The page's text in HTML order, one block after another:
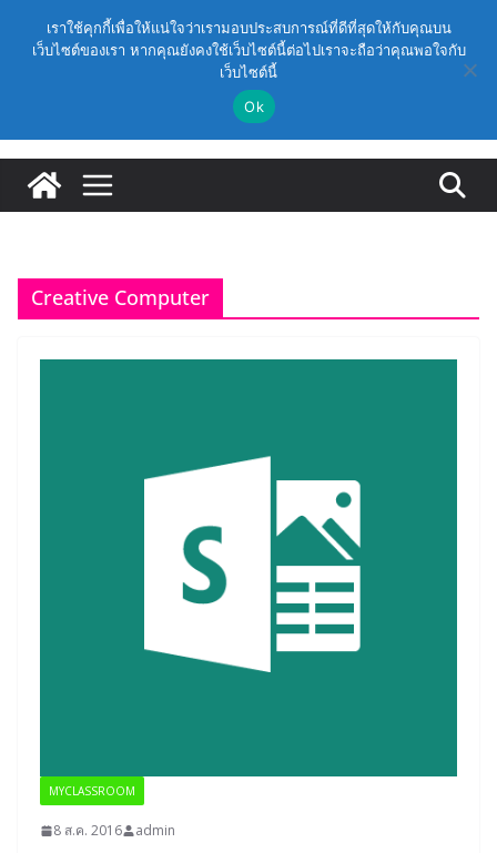
วันศุกร์, สิงหาคม 7, 2026
Latest: (สพฐ.) โครงการอบรมเชิงปฏิบัติการหลักสูตรการดำเนิน
การประกันคุณภาพภายในสถานศึกษา ด้วยปัญญาประดิษฐ์
(AI) ในรูปแบบออนไลน์
ก.ค.ศ. เห็นชอบ รายละเอียดการดำเนินการคัดเลือกบุคคล
สถานศึกษา และผู้อำนวยการสถานศึกษา สังกัดสำนักงาน
คณะกรรมการการศึกษาขั้นพื้นฐาน ปี 2569 ตามหลัก
เกณฑ์ ว 12/2568
สถานศึกษาและผู้อำนวยการสถานศึกษา สังกัดกระทรวง
ศึกษาธิการ
ก.ค.ศ. อนุมัติให้ข้าราชการครูและบุคลากรทางการศึกษามี
Creative Computer
MYCLASSROOM
8 ส.ค. 2016 admin
เราใช้คุกกี้เพื่อให้แน่ใจว่าเรามอบประสบการณ์ที่ดีที่สุดให้กับคุณบน
เว็บไซต์ของเรา หากคุณยังคงใช้เว็บไซต์นี้ต่อไปเราจะถือว่าคุณพอใจกับ
เว็บไซต์นี้
Ok